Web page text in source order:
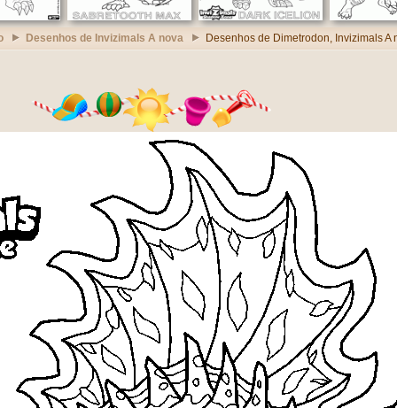
Desenhos de Invizimals A nova Desenhos de Dimetrodon, Invizimals A